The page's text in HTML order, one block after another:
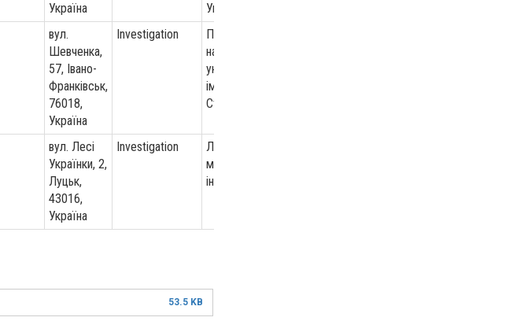
Україна
Українки
вул.
Шевченка,
57, Івано-
Франківськ,
76018,
Україна
Investigation
Прикарпатський
національний
університет
імені Василя
Стефаника
вул. Лесі
Українки, 2,
Луцьк,
43016,
Україна
Investigation
Луцький
медичний
інститут
53.5 KB